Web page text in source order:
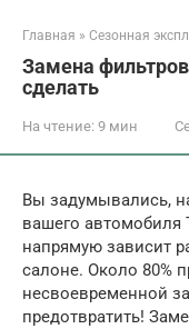
Главная » Сезонная
Замена
сделать
На чтение: 9 мин
Вы задумывались,
вашего автомобиля
напрямую зависит
салоне. Около 80%
несвоевременной
предотвратить!